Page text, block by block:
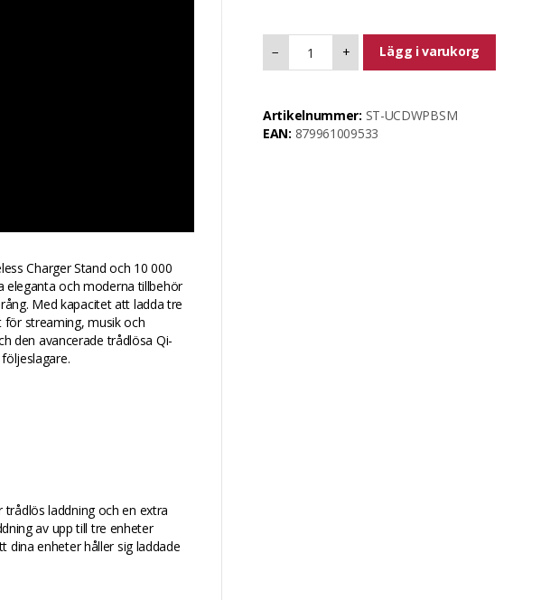
Charger Stand och 10 000
eleganta och moderna tillbehör
Med kapacitet att ladda tre
streaming, musik och
den avancerade trådlösa Qi-
laddning och en extra
av upp till tre enheter
dina enheter håller sig laddade
− + Lägg i varukorg
Artikelnummer: ST-UCDWPBSM
EAN: 879961009533